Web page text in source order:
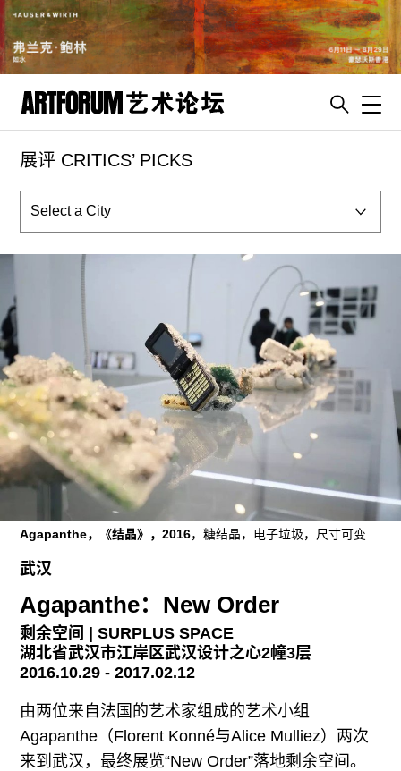
artguide
新闻
杂志
ENGLISH
ART & EDUCATION
广告
订阅
往期内容
联系我们
关注我们
展评 CRITICS’ PICKS
Agapanthe，《结晶》，2016，糖结晶，电子垃圾，尺寸可变.
武汉
Agapanthe：New Order
剩余空间 | SURPLUS SPACE
湖北省武汉市江岸区武汉设计之心2幢3层
2016.10.29 - 2017.02.12
由两位来自法国的艺术家组成的艺术小组
Agapanthe（Florent Konné与Alice Mulliez）两次
来到武汉，最终展览“New Order”落地剩余空间。